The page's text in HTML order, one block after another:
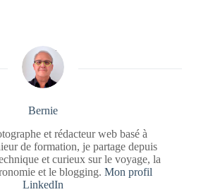
Bernie
et rédacteur web basé à
de formation, je partage depuis
et curieux sur le voyage, la
et le blogging. Mon profil
LinkedIn